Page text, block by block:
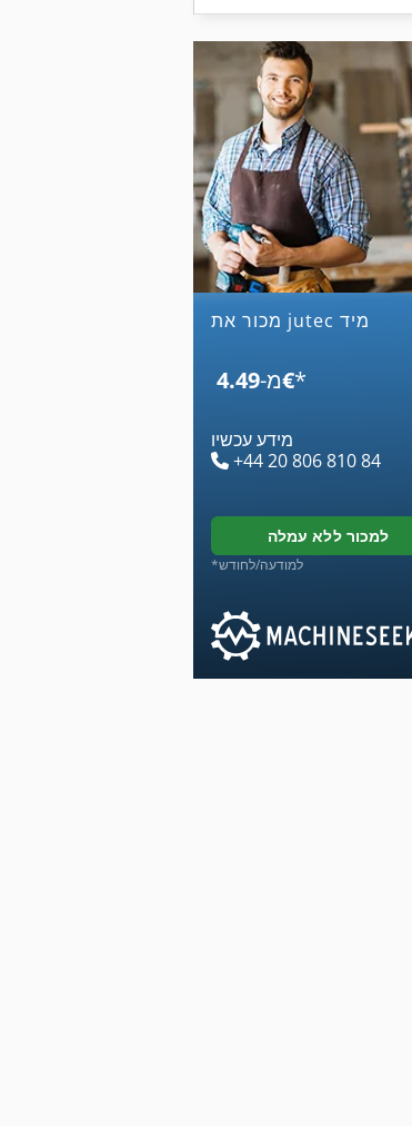
מכור את jutec מיד
מ-‏4.49 ‏€*
מידע עכשיו
+44 20 806 810 84
למכור ללא עמלה
*למודעה/לחודש